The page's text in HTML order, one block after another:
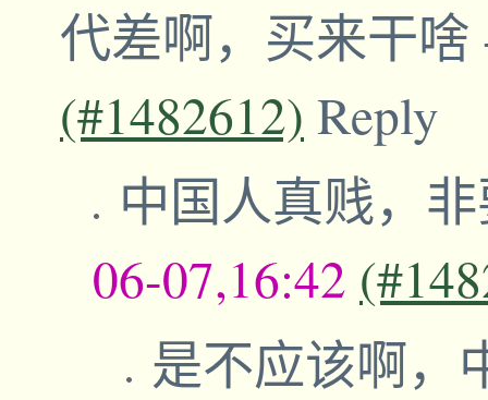
代差啊，买来干啥
(#1482612) Reply
中国人真贱，
06-07,16:42
是不应该啊，